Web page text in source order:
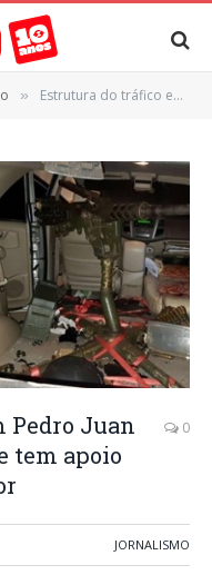
» Estrutura do tráfico em Pedro Juan Caballero está intacta e tem apoio do Governo, diz Senador
Pedro Juan
tem apoio
0
JORNALISMO